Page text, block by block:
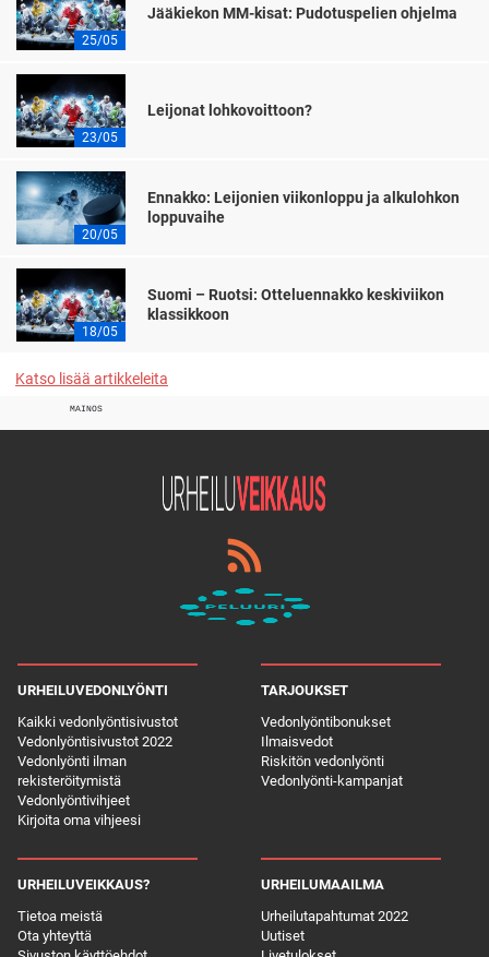
25/05
Jääkiekon MM-kisat: Pudotuspelien ohjelma
23/05
Leijonat lohkovoittoon?
20/05
Ennakko: Leijonien viikonloppu ja alkulohkon
loppuvaihe
18/05
Suomi – Ruotsi: Otteluennakko keskiviikon
klassikkoon
Katso lisää artikkeleita
MAINOS
URHEILUVEDONLYÖNTI
Kaikki vedonlyöntisivustot
Vedonlyöntisivustot 2022
Vedonlyönti ilman
rekisteröitymistä
Vedonlyöntivihjeet
Kirjoita oma vihjeesi
TARJOUKSET
Vedonlyöntibonukset
Ilmaisvedot
Riskitön vedonlyönti
Vedonlyönti-kampanjat
URHEILUVEIKKAUS?
Tietoa meistä
Ota yhteyttä
URHEILUMAAILMA
Urheilutapahtumat 2022
Uutiset